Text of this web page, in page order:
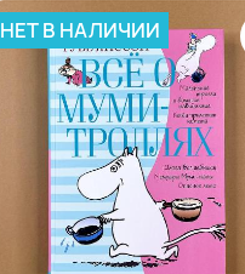
НЕТ В НАЛИЧИИ